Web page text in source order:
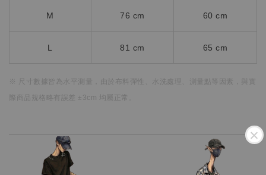
M 76 cm 60 cm
L 81 cm 65 cm
※ 尺寸數據皆為水平測量， 由於布料彈性、水洗處理、測量點等因素，
際商品規格略有誤差 ±3cm 均屬正常。